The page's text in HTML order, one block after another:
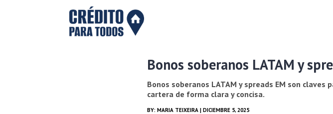
Bonos soberanos LATAM y
Bonos soberanos LATAM y spreads EM son
cartera de forma clara y concisa.
BY: MARIA TEIXEIRA | DICIEMBRE 5, 2025